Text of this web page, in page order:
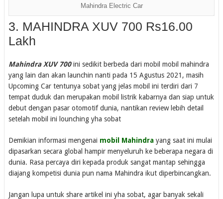
Mahindra Electric Car
3. MAHINDRA XUV 700 Rs16.00
Lakh
Mahindra XUV 700ini sedikit berbeda dari mobil mobil mahindra
yang lain dan akan launchin nanti pada 15 Agustus 2021, masih
Upcoming Car tentunya sobat yang jelas mobil ini terdiri dari 7
tempat duduk dan merupakan mobil listrik kabarnya dan siap untuk
debut dengan pasar otomotif dunia, nantikan review lebih detail
setelah mobil ini lounching yha sobat
Demikian informasi mengenai mobil Mahindra yang saat ini mulai
dipasarkan secara global hampir menyeluruh ke beberapa negara di
dunia. Rasa percaya diri kepada produk sangat mantap sehingga
diajang kompetisi dunia pun nama Mahindra ikut diperbincangkan.
Jangan lupa untuk share artikel ini yha sobat, agar banyak sekali